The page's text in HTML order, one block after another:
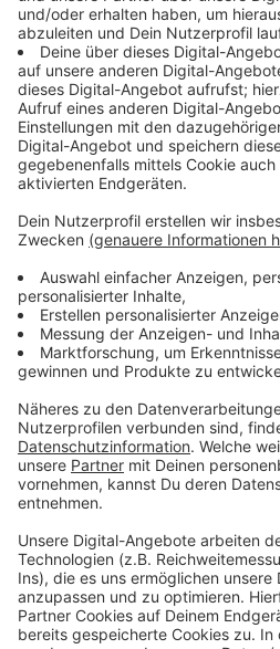
das erzählt, was ihm als
Standardantworten, keine
sondern ganz persönliche
für"!
Anzeige
Wir
Zustimmung, um
Video-Service
Wir verwenden einen
Drittanbieters, um
Daten zu Ihren
sammeln. Bitte
Details durch und
Nutzung des Service
Mehr
Fünf für Herbert Grönemeyer
Anzeige